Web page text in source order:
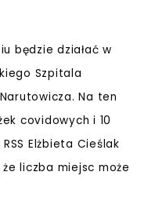
będzie działać w
Szpitala
Na ten
covidowych i 10
Elżbieta Cieślak
liczba miejsc może